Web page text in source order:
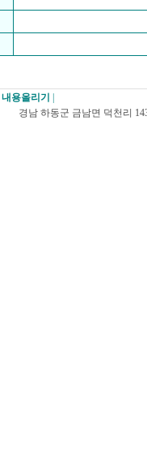
내용올리기
경남 하동군 금남면 덕천리